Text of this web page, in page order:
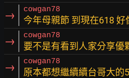
→ cowgan78
今年母親節 到現在618
→ cowgan78
要不是有看到人家分享優
→ cowgan78
原本都想繼續續台哥大的